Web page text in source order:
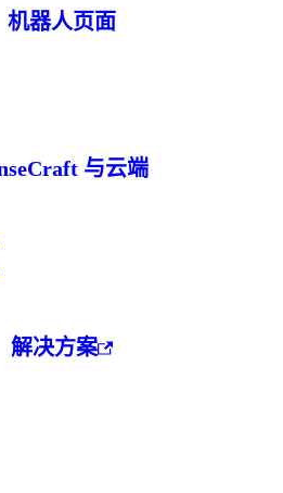
机器人页面
与云端
解决方案